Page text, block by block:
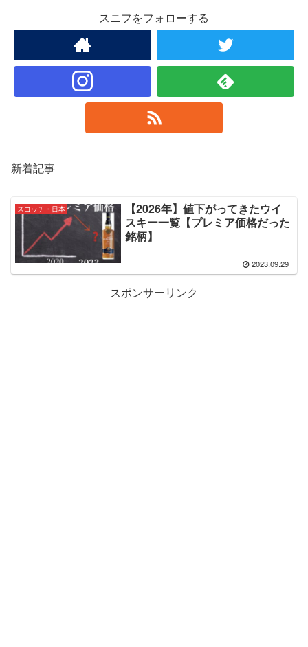
スニフをフォローする
新着記事
スコッチ・日本
【2026年】値下がってきたウイ
スキー一覧【プレミア価格だった
銘柄】
2023.09.29
スポンサーリンク